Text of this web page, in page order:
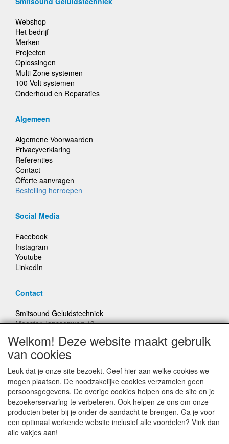
Webshop
Het bedrijf
Merken
Projecten
Oplossingen
Multi Zone systemen
100 Volt systemen
Onderhoud en Reparaties
Algemeen
Algemene Voorwaarden
Privacyverklaring
Referenties
Contact
Offerte aanvragen
Bestelling herroepen
Social Media
Facebook
Instagram
Youtube
LinkedIn
Contact
Smitsound Geluidstechniek
Meester Janssenweg 43
E-mail: info@smitsound.nl
Telefoon: +31-(0)6-22256322
Bestellingen binnen Nederland, ongeacht gewicht, verstuurd
voor € 6,95
Prijzen inclusief 21% BTW, tenzij anders vermeldt
Welkom! Deze website maakt gebruik
van cookies
Leuk dat je onze site bezoekt. Geef hier aan welke cookies we
mogen plaatsen. De noodzakelijke cookies verzamelen geen
persoonsgegevens. De overige cookies helpen ons de site en je
bezoekerservaring te verbeteren. Ook helpen ze ons om onze
producten beter bij je onder de aandacht te brengen. Ga je voor
een optimaal werkende website inclusief alle voordelen? Vink dan
alle vakjes aan!